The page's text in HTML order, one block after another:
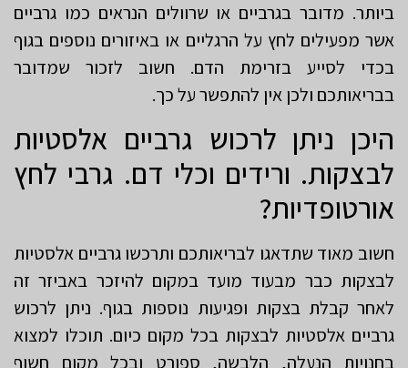
ביותר. מדובר בגרביים או שרוולים הנראים כמו גרביים
אשר מפעילים לחץ על הרגליים או באיזורים נוספים בגוף
בכדי לסייע בזרימת הדם. חשוב לזכור שמדובר
בבריאותכם ולכן אין להתפשר על כך.
היכן ניתן לרכוש גרביים אלסטיות
לבצקות. ורידים וכלי דם. גרבי לחץ
אורטופדיות?
חשוב מאוד שתדאגו לבריאותכם ותרכשו גרביים אלסטיות
לבצקות כבר מבעוד מועד במקום להיזכר באביזר זה
לאחר קבלת בצקות ופגיעות נוספות בגוף. ניתן לרכוש
גרביים אלסטיות לבצקות בכל מקום כיום. תוכלו למצוא
בחנויות הנעלה, הלבשה, ספורט ובכל מקום חשוף